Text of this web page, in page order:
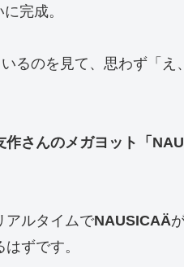
完成。
るのを見て、思わず「
作さんのメガヨット「
アルタイムでNAUSICAÄ
ずです。